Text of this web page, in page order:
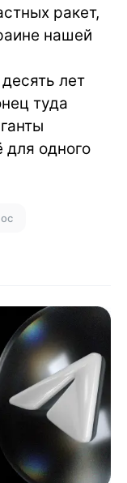
ракет,
нашей
лет
туда
для одного